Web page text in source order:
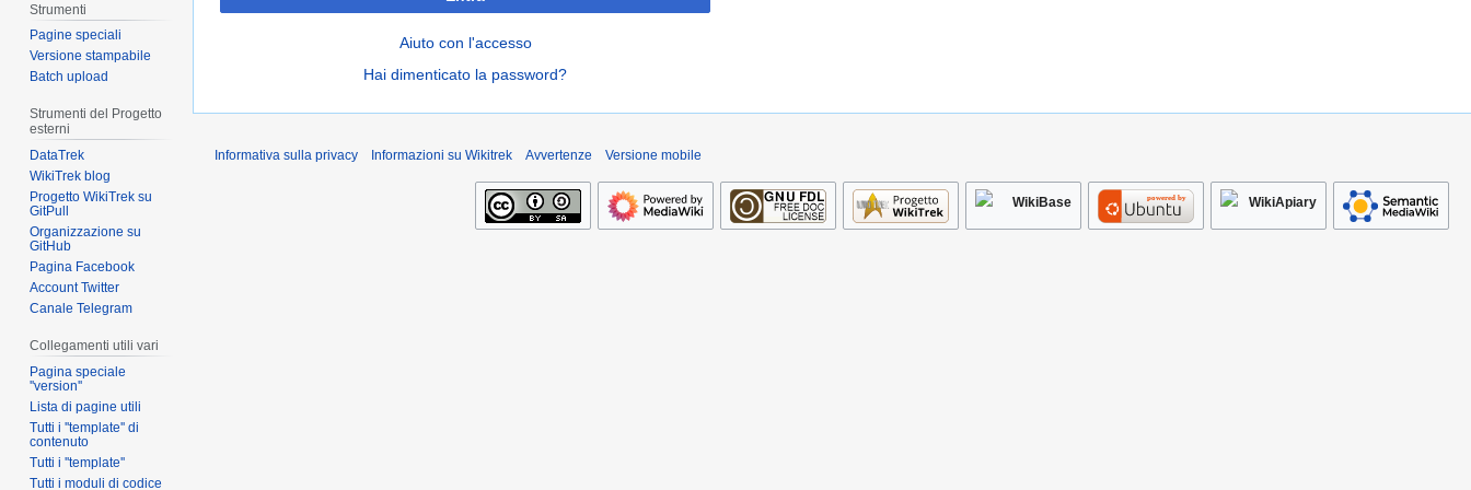
Aiuto con l'accesso
Hai dimenticato la password?
Strumenti
Pagine speciali
Versione stampabile
Batch upload
Strumenti del Progetto
esterni
DataTrek
WikiTrek blog
Progetto WikiTrek su
GitPull
Organizzazione su
GitHub
Pagina Facebook
Account Twitter
Canale Telegram
Collegamenti utili vari
Pagina speciale
''version''
Lista di pagine utili
Tutti i ''template'' di
contenuto
Tutti i ''template''
Tutti i moduli di codice
Informativa sulla privacy Informazioni su Wikitrek Avvertenze Versione mobile